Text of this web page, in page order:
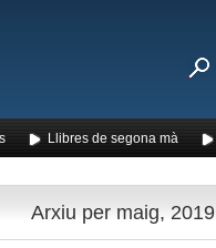
Llibres de segona mà
Arxiu per maig, 2019